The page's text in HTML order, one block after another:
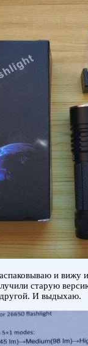
и вижу
старую
И выдыхаю.